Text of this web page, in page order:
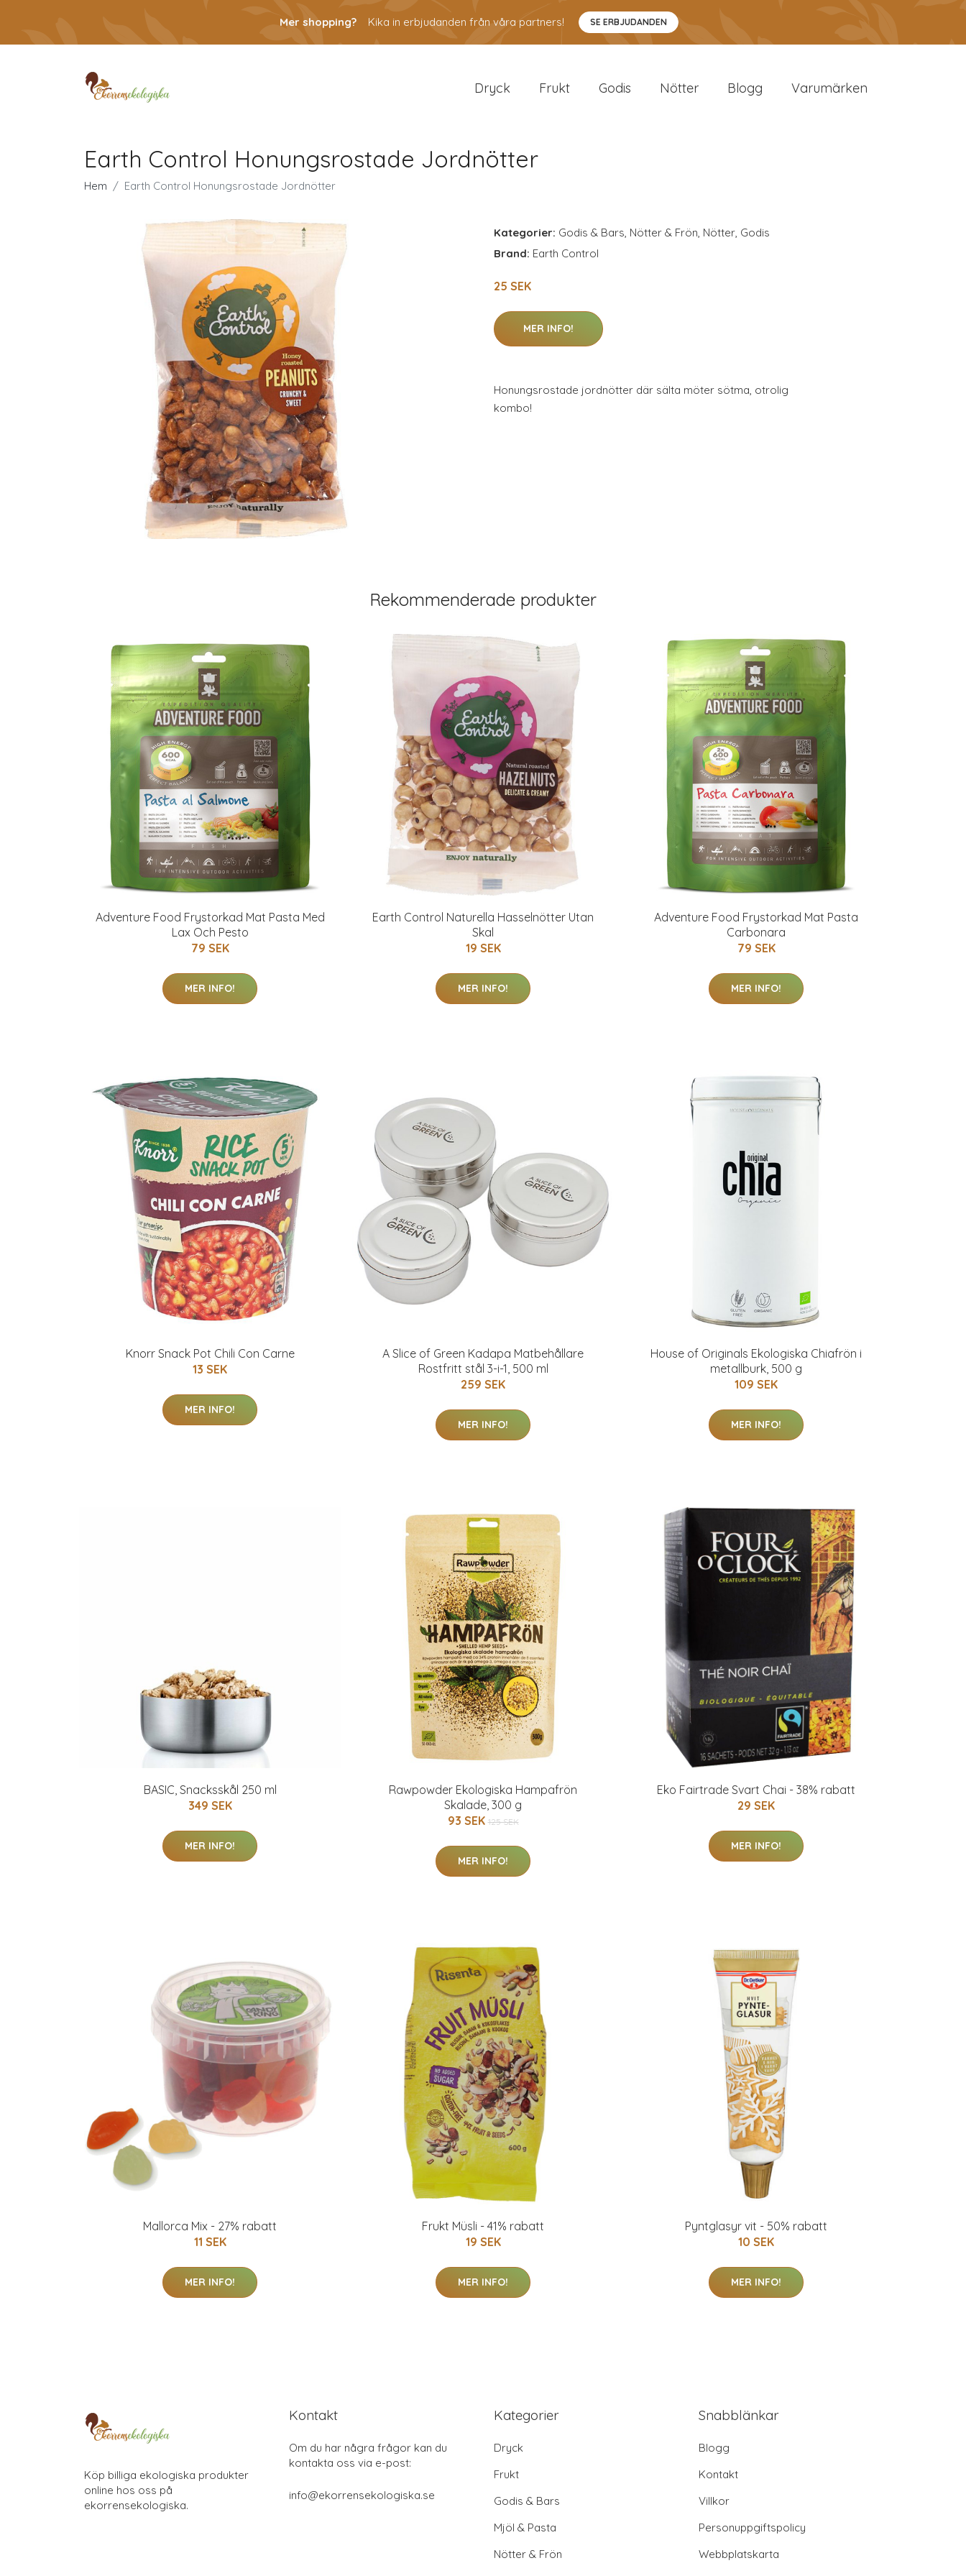
Mer shopping? Kika in erbjudanden från våra partners! SE ERBJUDANDEN
Dryck Frukt Godis Nötter Blogg Varumärken
Earth Control Honungsrostade Jordnötter
Hem Earth Control Honungsrostade Jordnötter
Kategorier: Godis & Bars, Nötter & Frön, Nötter, Godis
Brand: Earth Control
25 SEK
MER INFO!
Honungsrostade jordnötter där sälta möter sötma, otrolig
kombo!
Rekommenderade produkter
Adventure Food Frystorkad Mat Pasta Med
Lax Och Pesto
79 SEK
MER INFO!
Earth Control Naturella Hasselnötter Utan
Skal
19 SEK
MER INFO!
Adventure Food Frystorkad Mat Pasta
Carbonara
79 SEK
MER INFO!
Knorr Snack Pot Chili Con Carne
13 SEK
MER INFO!
A Slice of Green Kadapa Matbehållare
Rostfritt stål 3-i-1, 500 ml
259 SEK
MER INFO!
House of Originals Ekologiska Chiafrön i
metallburk, 500 g
109 SEK
MER INFO!
BASIC, Snacksskål 250 ml
349 SEK
MER INFO!
Rawpowder Ekologiska Hampafrön
Skalade, 300 g
93 SEK 125 SEK
MER INFO!
Eko Fairtrade Svart Chai - 38% rabatt
29 SEK
MER INFO!
Mallorca Mix - 27% rabatt
11 SEK
MER INFO!
Frukt Müsli - 41% rabatt
19 SEK
MER INFO!
Pyntglasyr vit - 50% rabatt
10 SEK
MER INFO!
Köp billiga ekologiska produkter
online hos oss på
ekorrensekologiska.
Kontakt
Om du har några frågor kan du
kontakta oss via e-post:
info@ekorrensekologiska.se
Kategorier
Dryck
Frukt
Godis & Bars
Mjöl & Pasta
Nötter & Frön
Snabblänkar
Blogg
Kontakt
Villkor
Personuppgiftspolicy
Webbplatskarta